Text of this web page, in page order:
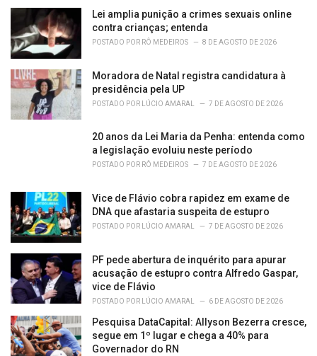
:
Lei amplia punição a crimes sexuais online
contra crianças; entenda
POSTADO POR RÔ MEDEIROS 8 DE AGOSTO DE 2026
Moradora de Natal registra candidatura à
presidência pela UP
POSTADO POR LÚCIO AMARAL 7 DE AGOSTO DE 2026
20 anos da Lei Maria da Penha: entenda como
a legislação evoluiu neste período
POSTADO POR RÔ MEDEIROS 7 DE AGOSTO DE 2026
Vice de Flávio cobra rapidez em exame de
DNA que afastaria suspeita de estupro
POSTADO POR LÚCIO AMARAL 7 DE AGOSTO DE 2026
PF pede abertura de inquérito para apurar
acusação de estupro contra Alfredo Gaspar,
vice de Flávio
POSTADO POR LÚCIO AMARAL 6 DE AGOSTO DE 2026
Pesquisa DataCapital: Allyson Bezerra cresce,
segue em 1º lugar e chega a 40% para
Governador do RN